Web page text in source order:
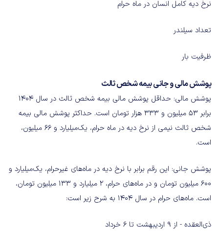
نرخ دیه کامل انسان در ماه حرام
تعداد سیلندر
ظرفیت بار
پوشش مالی و جانی بیمه شخص ثالث
پوشش مالی: حداقل پوشش مالی بیمه شخص ثالث در سال ۱۴۰۴
برابر ۵۳ میلیون و ۳۳۳ هزار تومان است. حداکثر پوشش مالی بیمه
شخص ثالث نیمی از نرخ دیه در ماه حرام، یک‌میلیارد و ۶۶ میلیون،
است.
پوشش جانی: این رقم برابر با نرخ دیه در ماه‌های غیرحرام، یک‌میلیارد و
۶۰۰ میلیون تومان و در ماه‌های حرام، ۲ میلیارد و ۱۳۳ میلیون تومان،
است. ماه‌های حرام در سال ۱۴۰۴ به شرح زیر است:
ذی‌العقده - از ۹ اردیبهشت تا ۶ خرداد